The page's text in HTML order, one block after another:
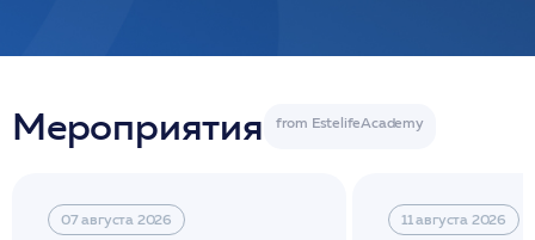
Мероприятия
07 августа 2026 11 августа 2026